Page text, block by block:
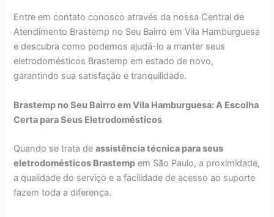
Entre em contato conosco através da nossa Central de
Atendimento Brastemp no Seu Bairro em Vila Hamburguesa
e descubra como podemos ajudá-lo a manter seus
eletrodomésticos Brastemp em estado de novo,
garantindo sua satisfação e tranquilidade.
Brastemp no Seu Bairro em Vila Hamburguesa: A Escolha
Certa para Seus Eletrodomésticos
Quando se trata deassistência técnica para seus
eletrodomésticos Brastemp em São Paulo, a proximidade,
a qualidade do serviço e a facilidade de acesso ao suporte
fazem toda a diferença.